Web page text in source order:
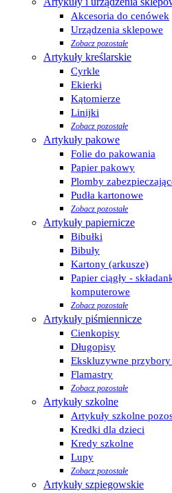
Akcesoria do cenówek
Urządzenia sklepowe
Zobacz pozostałe
Artykuły kreślarskie
Cyrkle
Ekierki
Kątomierze
Linijki
Zobacz pozostałe
Artykuły pakowe
Folie do pakowania
Papier pakowy
Plomby
Pudła kartonowe
Zobacz pozostałe
Artykuły papiernicze
Bibułki
Bibuły
Kartony (arkusze)
Papier ciągły -
komputerowe
Zobacz pozostałe
Artykuły piśmiennicze
Cienkopisy
Długopisy
Ekskluzywne
Flamastry
Zobacz pozostałe
Artykuły szkolne
Artykuły szkolne
Kredki dla dzieci
Kredy szkolne
Lupy
Zobacz pozostałe
Artykuły szpiegowskie